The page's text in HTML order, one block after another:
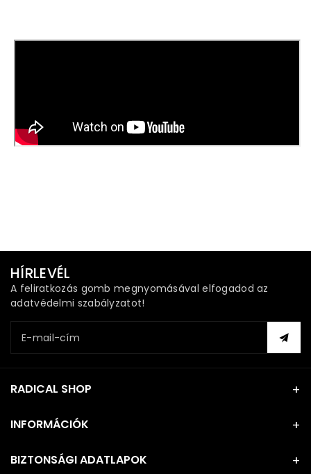
HÍRLEVÉL
A feliratkozás gomb megnyomásával elfogadod az
adatvédelmi szabályzatot!
E-mail-cím
RADICAL SHOP
INFORMÁCIÓK
BIZTONSÁGI ADATLAPOK